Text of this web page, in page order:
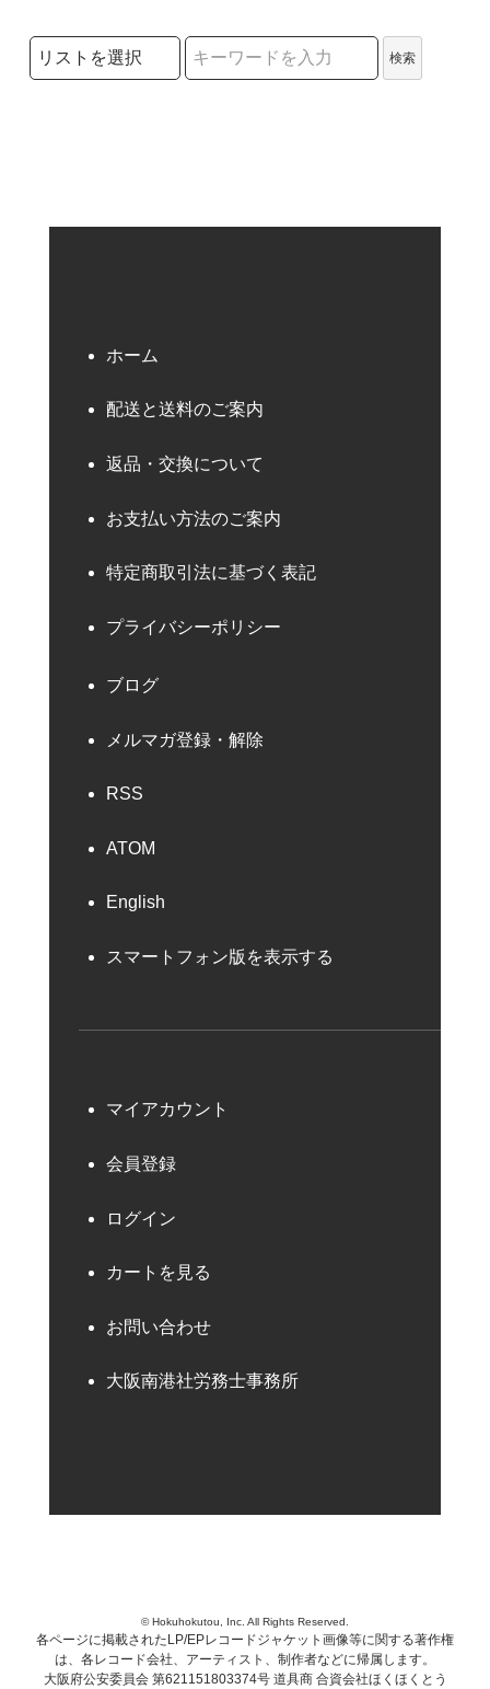
検索リストの選択
検索
ホーム
配送と送料のご案内
返品・交換について
お支払い方法のご案内
特定商取引法に基づく表記
プライバシーポリシー
ブログ
メルマガ登録・解除
RSS
ATOM
English
スマートフォン版を表示する
マイアカウント
会員登録
ログイン
カートを見る
お問い合わせ
大阪南港社労務士事務所
© Hokuhokutou, Inc. All Rights Reserved.
各ページに掲載されたLP/EPレコードジャケット画像等に関する著作権
は、各レコード会社、アーティスト、制作者などに帰属します。
大阪府公安委員会 第621151803374号 道具商 合資会社ほくほくとう